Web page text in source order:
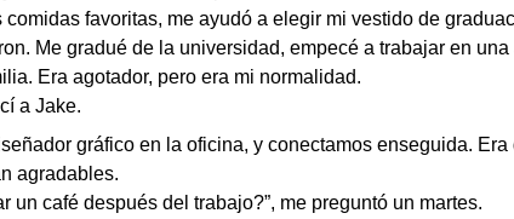
comidas favoritas, me ayudó a elegir mi vestido de
Me gradué de la universidad, empecé a trabajar en
Era agotador, pero era mi normalidad.
a Jake.
gráfico en la oficina, y conectamos enseguida.
agradables.
un café después del trabajo?”, me preguntó un martes.